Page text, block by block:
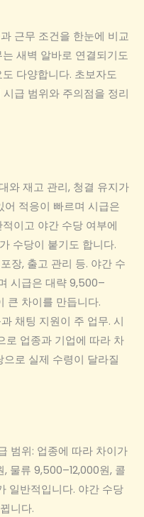
근무 조건을 한눈에 비교
새벽 알바로 연결되기도
다양합니다. 초보자도
급 범위와 주의점을 정리
와 재고 관리, 청결 유지가
어 적응이 빠르며 시급은
이고 야간 수당 여부에
수당이 붙기도 합니다.
장, 출고 관리 등. 야간 수
시급은 대략 9,500–
큰 차이를 만듭니다.
채팅 지원이 주 업무. 시
로 업종과 기업에 따라 차
로 실제 수령이 달라질
범위: 업종에 따라 차이가
, 물류 9,500–12,000원, 콜
일반적입니다. 야간 수당
니다.